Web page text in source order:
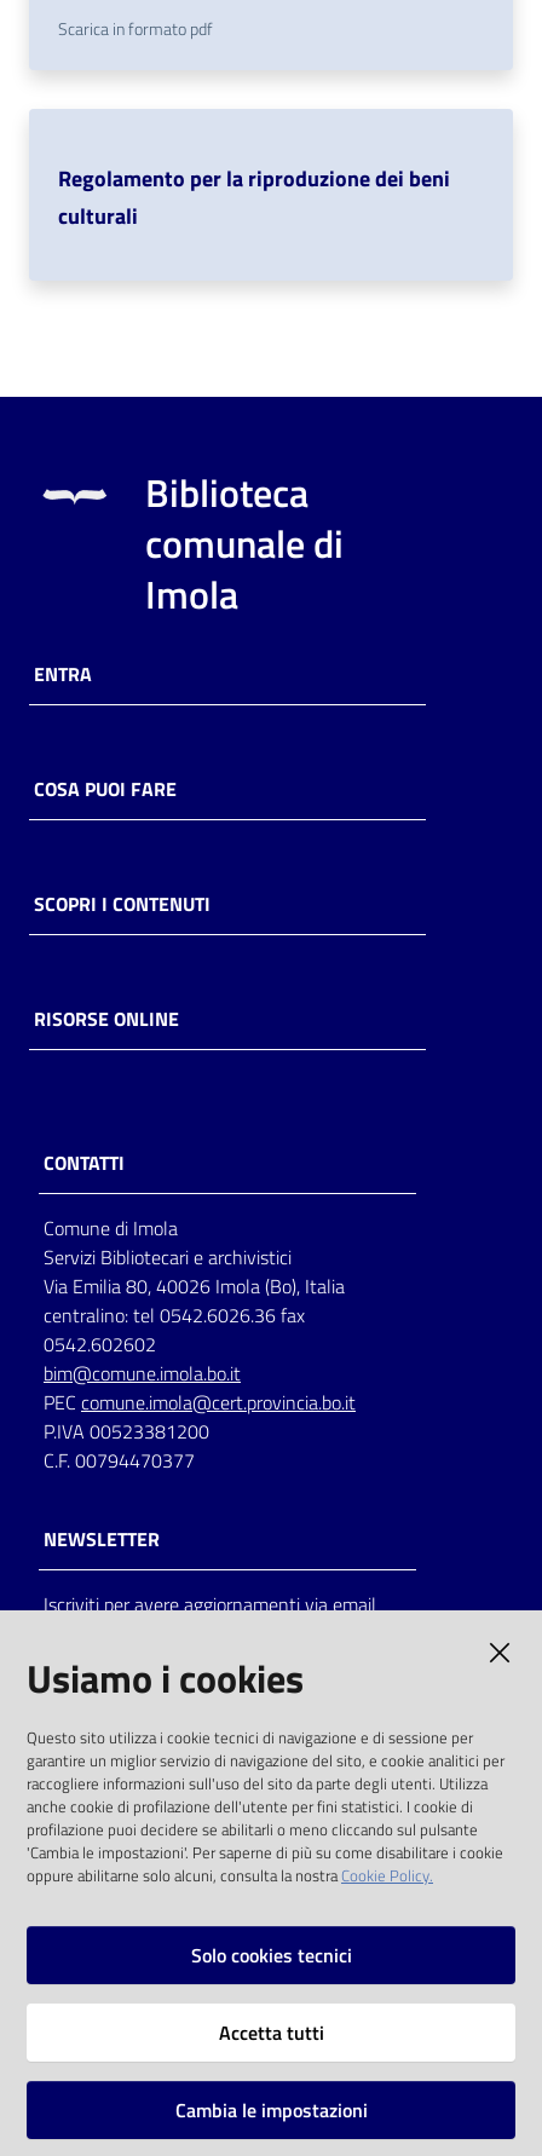
Scarica in formato pdf
Regolamento per la riproduzione dei beni
culturali
Biblioteca
comunale di
Imola
ENTRA
COSA PUOI FARE
SCOPRI I CONTENUTI
RISORSE ONLINE
CONTATTI
Comune di Imola
Servizi Bibliotecari e archivistici
Via Emilia 80, 40026 Imola (Bo), Italia
centralino: tel 0542.6026.36 fax
0542.602602
bim@comune.imola.bo.it
PEC comune.imola@cert.provincia.bo.it
P.IVA 00523381200
C.F. 00794470377
NEWSLETTER
Iscriviti per avere aggiornamenti via email
solo alle condizioni previste dalla direttiva
comunitaria 2003/98/CE e dal d.lgs. 36/2006
SOCIAL
Instagram
Vai alla pagina
Mappa del sito
Usiamo i cookies
Questo sito utilizza i cookie tecnici di navigazione e di sessione per
garantire un miglior servizio di navigazione del sito, e cookie analitici per
raccogliere informazioni sull'uso del sito da parte degli utenti. Utilizza
anche cookie di profilazione dell'utente per fini statistici. I cookie di
profilazione puoi decidere se abilitarli o meno cliccando sul pulsante
'Cambia le impostazioni'. Per saperne di più su come disabilitare i cookie
oppure abilitarne solo alcuni, consulta la nostraCookie Policy.
Solo cookies tecnici
Accetta tutti
Cambia le impostazioni